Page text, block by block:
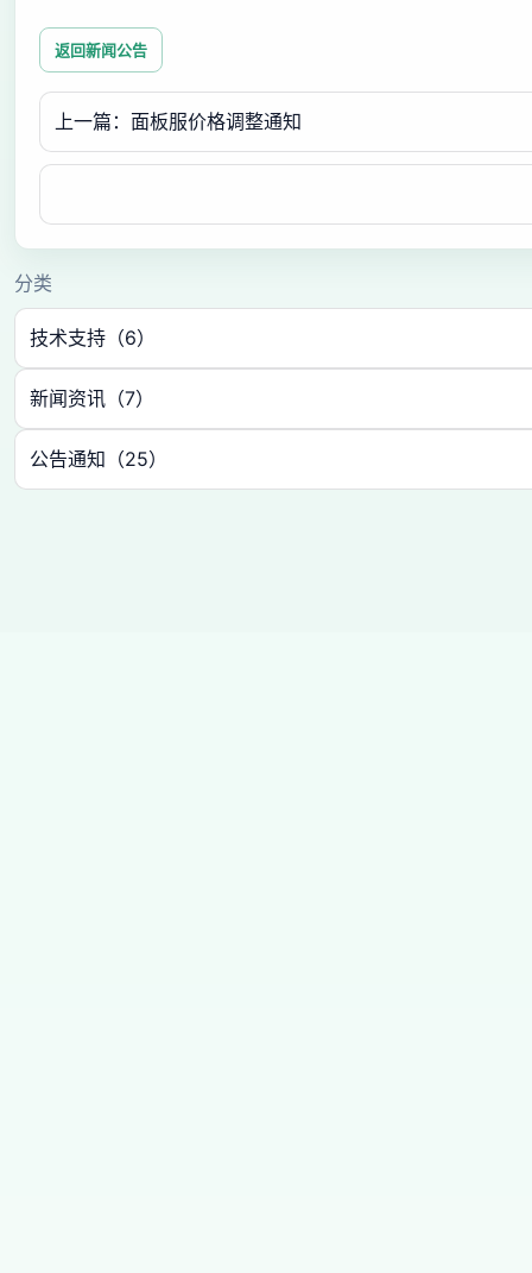
返回新闻公告
上一篇：面板服价格调整通知
分类
技术支持（6）
新闻资讯（7）
公告通知（25）